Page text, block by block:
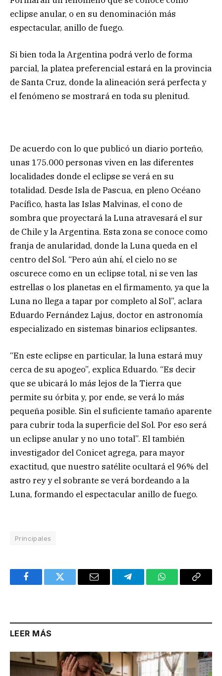
eclipse anular, o en su denominación más
espectacular, anillo de fuego.
Si bien toda la Argentina podrá verlo de forma
parcial, la platea preferencial estará en la provincia
de Santa Cruz, donde la alineación será perfecta y
el fenómeno se mostrará en toda su plenitud.
De acuerdo con lo que publicó un diario porteño,
unas 175.000 personas viven en las diferentes
localidades donde el eclipse se verá en su
totalidad. Desde Isla de Pascua, en pleno Océano
Pacífico, hasta las Islas Malvinas, el cono de
sombra que proyectará la Luna atravesará el sur
de Chile y la Argentina. Esta zona se conoce como
franja de anularidad, donde la Luna queda en el
centro del Sol. “Pero aún ahí, el cielo no se
oscurece como en un eclipse total, ni se ven las
estrellas o los planetas en el firmamento, ya que la
Luna no llega a tapar por completo al Sol”, aclara
Eduardo Fernández Lajus, doctor en astronomía
especializado en sistemas binarios eclipsantes.
“En este eclipse en particular, la luna estará muy
cerca de su apogeo”, explica Eduardo. “Es decir
que se ubicará lo más lejos de la Tierra que
permite su órbita y, por ende, se verá lo más
pequeña posible. Sin el suficiente tamaño aparente
para cubrir toda la superficie del Sol. Por eso será
un eclipse anular y no uno total”. El también
investigador del Conicet agrega, para mayor
exactitud, que nuestro satélite ocultará el 96% del
astro rey y el sobrante se verá bordeando a la
Luna, formando el espectacular anillo de fuego.
Principales
FacebookTwitter Email TelegramWhatsAppCopy
LEER MÁS